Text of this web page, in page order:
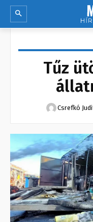
Tűz
Csrefkó